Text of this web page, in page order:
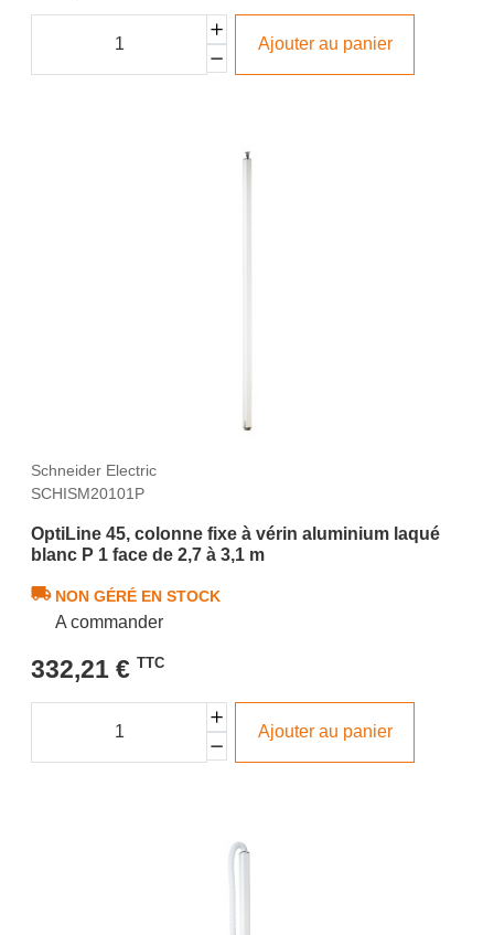
Ajouter au panier
Schneider Electric
SCHISM20101P
OptiLine 45, colonne fixe à vérin aluminium laqué
blanc P 1 face de 2,7 à 3,1 m
NON GÉRÉ EN STOCK
A commander
332,21 € TTC
Ajouter au panier